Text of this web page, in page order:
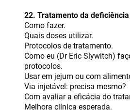
22. Tratamento da
Como fazer.
Quais doses utilizar.
Protocolos de tratamento.
Como eu (Dr Eric Slywitch)
protocolos.
Usar em jejum ou com
Via injetável: precisa mesmo?
Com avaliar a eficácia do
Melhora clínica esperada.